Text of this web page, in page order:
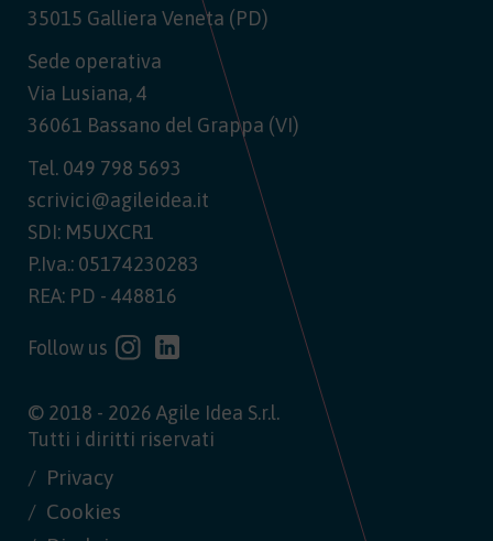
35015 Galliera Veneta (PD)
Sede operativa
Via Lusiana, 4
36061 Bassano del Grappa (VI)
Tel. 049 798 5693
scrivici@agileidea.it
SDI: M5UXCR1
P.Iva.: 05174230283
REA: PD - 448816
Follow us
© 2018 - 2026 Agile Idea S.r.l.
Tutti i diritti riservati
Privacy
Cookies